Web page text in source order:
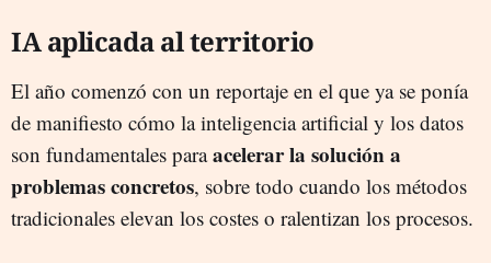
IA aplicada al territorio
El año comenzó con un reportaje en el que ya se ponía
de manifiesto cómo la inteligencia artificial y los datos
son fundamentales paraacelerar la solución a
problemas concretos, sobre todo cuando los métodos
tradicionales elevan los costes o ralentizan los procesos.